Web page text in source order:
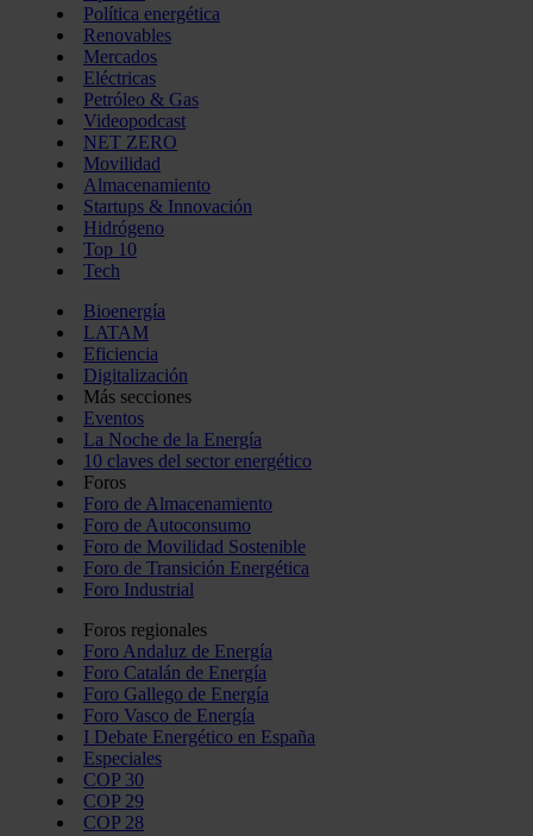
Política energética
Renovables
Mercados
Eléctricas
Petróleo & Gas
Videopodcast
NET ZERO
Movilidad
Almacenamiento
Startups & Innovación
Hidrógeno
Top 10
Tech
Bioenergía
LATAM
Eficiencia
Digitalización
Más secciones
Eventos
La Noche de la Energía
10 claves del sector energético
Foros
Foro de Almacenamiento
Foro de Autoconsumo
Foro de Movilidad Sostenible
Foro de Transición Energética
Foro Industrial
Foros regionales
Foro Andaluz de Energía
Foro Catalán de Energía
Foro Gallego de Energía
Foro Vasco de Energía
I Debate Energético en España
Especiales
COP 30
COP 29
COP 28